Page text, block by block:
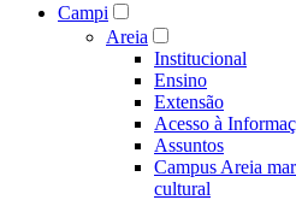
Campi
Areia
Institucional
Ensino
Extensão
Acesso à
Assuntos
Campus Areia
cultural